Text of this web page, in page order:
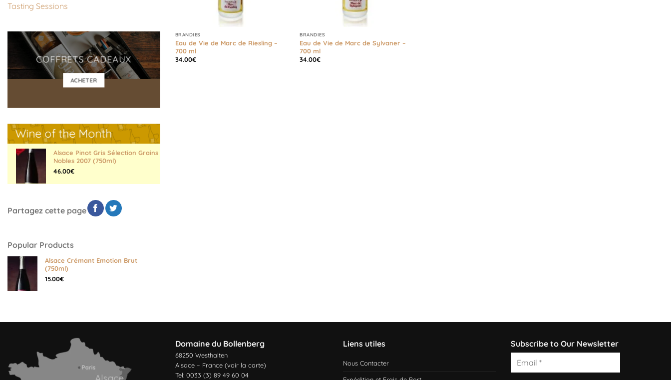
Tasting Sessions
COFFRETS CADEAUX
ACHETER
Wine of the Month
Alsace Pinot Gris Sélection Grains
Nobles 2007 (750ml)
46.00€
Partagez cette page
Popular Products
Alsace Crémant Emotion Brut
(750ml)
15.00€
BRANDIES
Eau de Vie de Marc de Riesling –
700 ml
34.00€
BRANDIES
Eau de Vie de Marc de Sylvaner –
700 ml
34.00€
Domaine du Bollenberg
68250 Westhalten
Alsace – France (voir la carte)
Tel: 0033 (3) 89 49 60 04
Liens utiles
Nous Contacter
Subscribe to Our Newsletter